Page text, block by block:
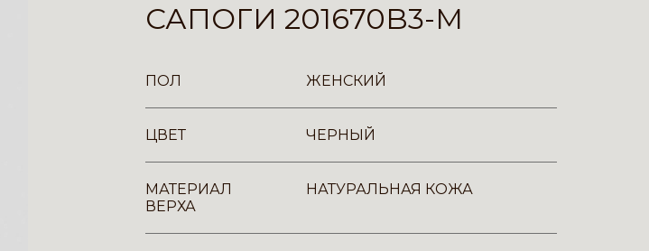
САПОГИ 201670B3-M
ПОЛ ЖЕНСКИЙ
ЦВЕТ ЧЕРНЫЙ
МАТЕРИАЛ
ВЕРХА
НАТУРАЛЬНАЯ КОЖА